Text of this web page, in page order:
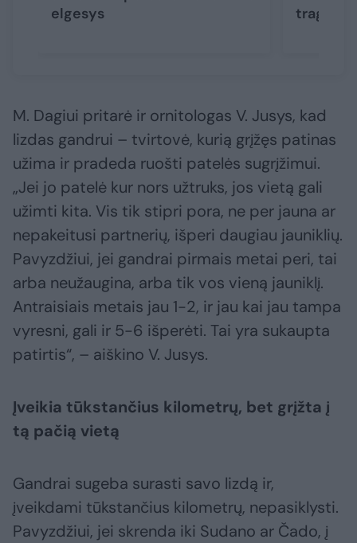
elgesys
tragiškai
M. Dagiui pritarė ir ornitologas V. Jusys, kad
lizdas gandrui – tvirtovė, kurią grįžęs patinas
užima ir pradeda ruošti patelės sugrįžimui.
„Jei jo patelė kur nors užtruks, jos vietą gali
užimti kita. Vis tik stipri pora, ne per jauna ar
nepakeitusi partnerių, išperi daugiau jauniklių.
Pavyzdžiui, jei gandrai pirmais metai peri, tai
arba neužaugina, arba tik vos vieną jauniklį.
Antraisiais metais jau 1-2, ir jau kai jau tampa
vyresni, gali ir 5-6 išperėti. Tai yra sukaupta
patirtis“, – aiškino V. Jusys.
Įveikia tūkstančius kilometrų, bet grįžta į
tą pačią vietą
Gandrai sugeba surasti savo lizdą ir,
įveikdami tūkstančius kilometrų, nepasiklysti.
Pavyzdžiui, jei skrenda iki Sudano ar Čado, į